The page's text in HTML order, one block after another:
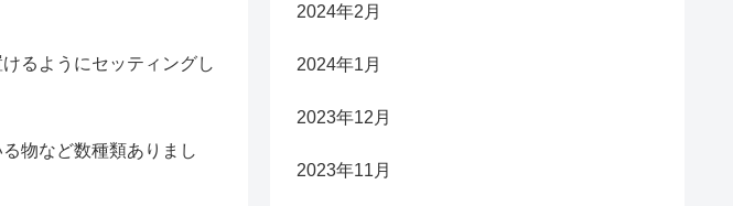
るようにセッティングし
物など数種類ありまし
2024年2月
2024年1月
2023年12月
2023年11月